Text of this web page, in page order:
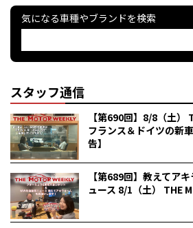
気になる車種やブランドを検索
スタッフ通信
【第690回】8/8（土）
フランス＆ドイツの新
告】
【第689回】教えてア
ュース 8/1（土） THE